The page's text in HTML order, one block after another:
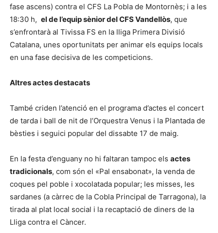
fase ascens) contra el CFS La Pobla de Montornès; i a les
18:30 h, el de l’equip sènior del CFS Vandellòs, que
s’enfrontarà al Tivissa FS en la lliga Primera Divisió
Catalana, unes oportunitats per animar els equips locals
en una fase decisiva de les competicions.
Altres actes destacats
També criden l’atenció en el programa d’actes el concert
de tarda i ball de nit de l’Orquestra Venus i la Plantada de
bèsties i seguici popular del dissabte 17 de maig.
En la festa d’enguany no hi faltaran tampoc els actes
tradicionals, com són el «Pal ensabonat», la venda de
coques pel poble i xocolatada popular; les misses, les
sardanes (a càrrec de la Cobla Principal de Tarragona), la
tirada al plat local social i la recaptació de diners de la
Lliga contra el Càncer.